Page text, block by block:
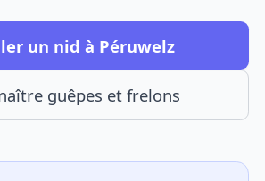
un nid à Péruwelz
guêpes et frelons